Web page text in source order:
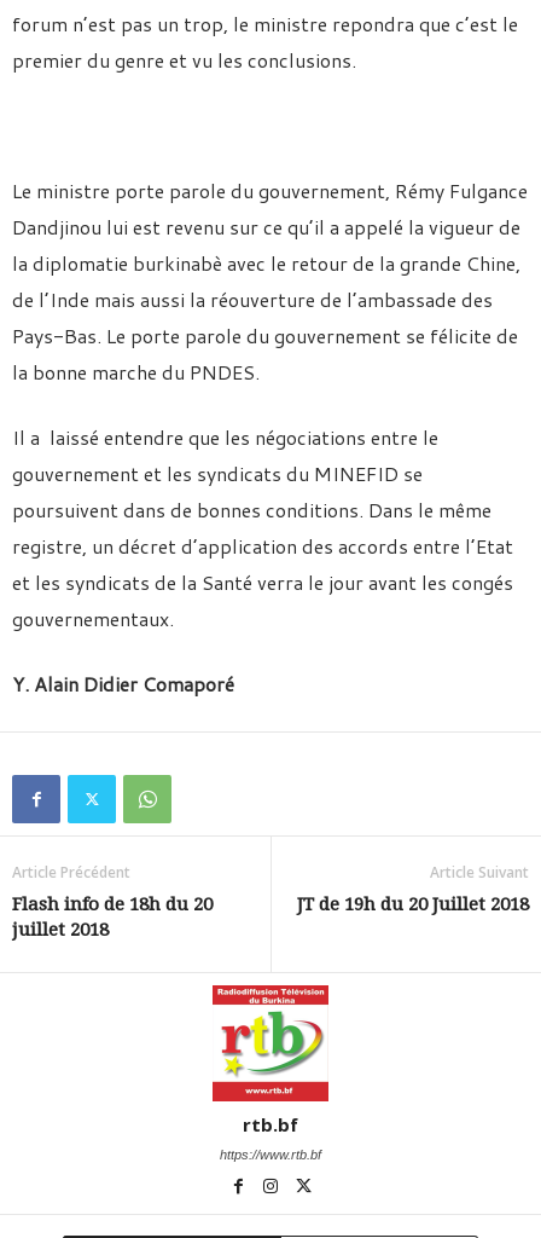
forum n’est pas un trop, le ministre repondra que c’est le
premier du genre et vu les conclusions.
Le ministre porte parole du gouvernement, Rémy Fulgance
Dandjinou lui est revenu sur ce qu’il a appelé la vigueur de
la diplomatie burkinabè avec le retour de la grande Chine,
de l’Inde mais aussi la réouverture de l’ambassade des
Pays-Bas. Le porte parole du gouvernement se félicite de
la bonne marche du PNDES.
Il a laissé entendre que les négociations entre le
gouvernement et les syndicats du MINEFID se
poursuivent dans de bonnes conditions. Dans le même
registre, un décret d’application des accords entre l’Etat
et les syndicats de la Santé verra le jour avant les congés
gouvernementaux.
Y. Alain Didier Comaporé
Article Précédent
Flash info de 18h du 20
juillet 2018
Article Suivant
JT de 19h du 20 Juillet 2018
rtb.bf
https://www.rtb.bf